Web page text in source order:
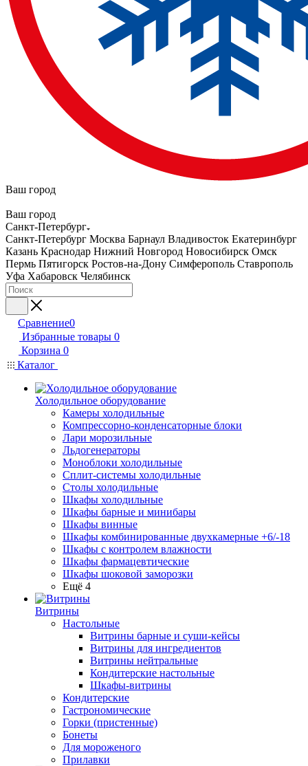
Ваш город
Ваш город
Санкт-Петербург
Санкт-Петербург Москва Барнаул Владивосток Екатеринбург
Казань Краснодар Нижний Новгород Новосибирск Омск
Пермь Пятигорск Ростов-на-Дону Симферополь Ставрополь
Уфа Хабаровск Челябинск
Сравнение0
Избранные товары 0
Корзина 0
Каталог
Холодильное оборудование
Камеры холодильные
Компрессорно-конденсаторные блоки
Лари морозильные
Льдогенераторы
Моноблоки холодильные
Сплит-системы холодильные
Столы холодильные
Шкафы холодильные
Шкафы барные и минибары
Шкафы винные
Шкафы комбинированные двухкамерные +6/-18
Шкафы с контролем влажности
Шкафы фармацевтические
Шкафы шоковой заморозки
Ещё 4
Витрины
Настольные
Витрины барные и суши-кейсы
Витрины для ингредиентов
Витрины нейтральные
Кондитерские настольные
Шкафы-витрины
Кондитерские
Гастрономические
Горки (пристенные)
Бонеты
Для мороженого
Прилавки